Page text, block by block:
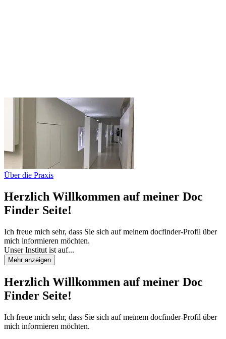
Über die Praxis
Herzlich Willkommen auf meiner Doc
Finder Seite!
Ich freue mich sehr, dass Sie sich auf meinem docfinder-Profil über
mich informieren möchten.
Unser Institut ist auf...
Mehr anzeigen
Herzlich Willkommen auf meiner Doc
Finder Seite!
Ich freue mich sehr, dass Sie sich auf meinem docfinder-Profil über
mich informieren möchten.